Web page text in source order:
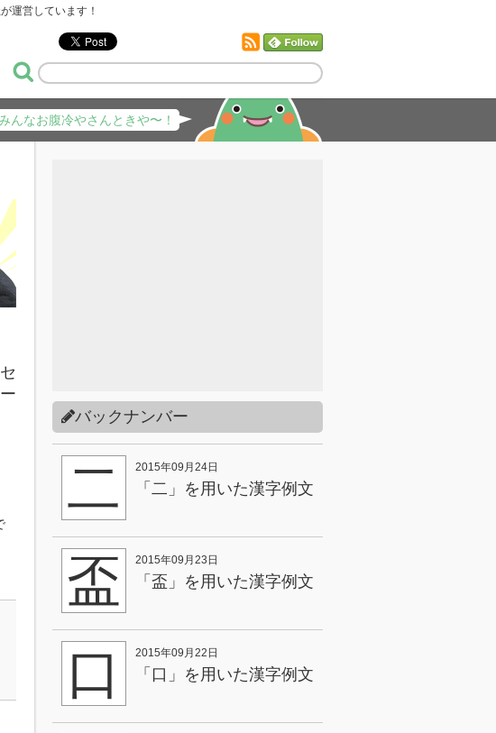
運営しています！
んなお腹冷やさんときや〜！
バックナンバー
二 2015年09月24日
「二」を用いた漢字例文
盃 2015年09月23日
「盃」を用いた漢字例文
口 2015年09月22日
「口」を用いた漢字例文